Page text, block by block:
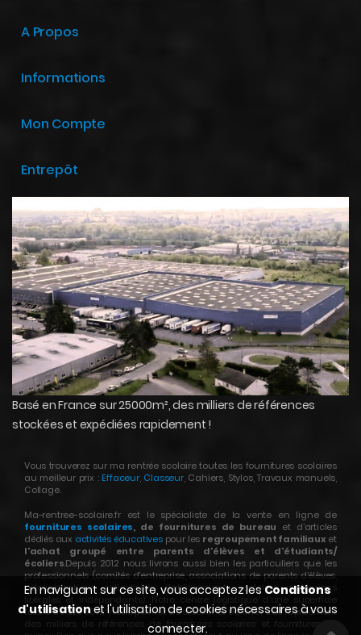
En naviguant sur ce site, vous acceptez les Conditions
d'utilisation et l'utilisation de cookies nécessaires à vous
connecter.
A Propos
Informations
Mon Compte
Entrepôt
Basé en France sur 25000m², des milliers de références
stockées et expédiées rapidement !
Vous trouverez sur ma rentrée scolaire toutes les fournitures scolaires
au meilleur prix : Effaceur, Classeur, Cahiers, Stylos, Travaux manuels,
Collage.
Ma-rentree-scolaire.fr est le spécialiste de la vente en ligne de
fournitures scolaires, de fournitures de bureau et d’articles
dédiés aux activités éducativespour les regroupement familiaux et
l'achat groupé entre parents d'élèves et d'étudiants/
écoliers.Depuis 2012 nous livrons aussi bien les particuliers que les
professionnels (comités d’entreprise, associations de parents d’élèves,
administrations, collectivités, établissements scolaires, professions
libérales et indépendants). Notre centre logistique d’une superficie
totale de 25000m² nous permet de stocker et de livrer très rapidement
des milliers de références defournitures scolaires et fournitures de